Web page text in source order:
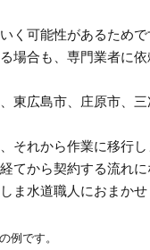
く可能性があるためで
場合も、専門業者に依
東広島市、庄原市、
それから作業に移行し
てから契約する流れに
ま水道職人におまかせ
例です。